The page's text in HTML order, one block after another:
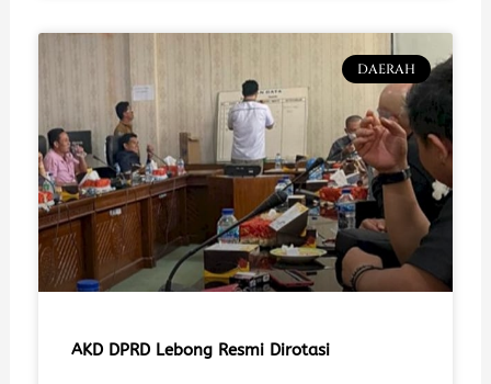
DAERAH
AKD DPRD Lebong Resmi Dirotasi